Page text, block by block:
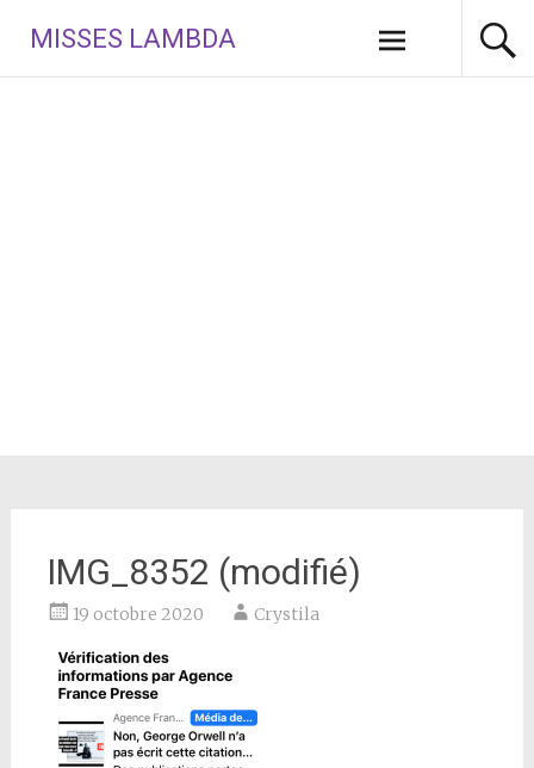
contenu
MISSES LAMBDA
IMG_8352 (modifié)
19 octobre 2020 Crystila